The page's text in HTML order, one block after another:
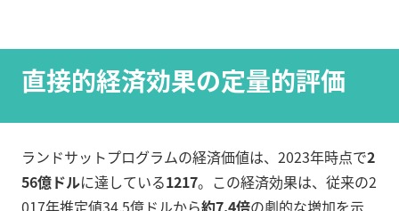
直接的経済効果の定量的評価
ランドサットプログラムの経済価値は、2023年時点で2
56億ドルに達している1217。この経済効果は、従来の2